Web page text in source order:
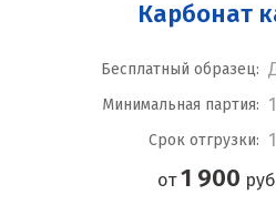
Карбонат
Бесплатный образец:
Минимальная партия:
Срок отгрузки:
от1 900